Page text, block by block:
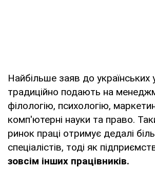
Найбільше заяв до українських
традиційно подають на
філологію, психологію,
комп'ютерні науки та право.
ринок праці отримує дедалі
спеціалістів, тоді як
зовсім інших працівників.